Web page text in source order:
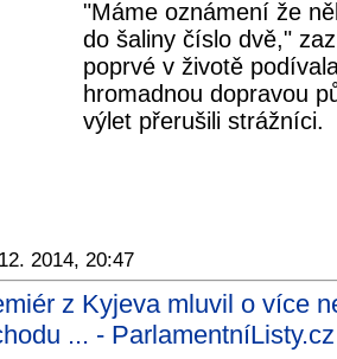
"Máme oznámení že
do šaliny číslo dvě,"
poprvé v životě
hromadnou dopravou
výlet přerušili strážníci.
2014, 20:47
z Kyjeva mluvil o více
... - ParlamentníListy.cz